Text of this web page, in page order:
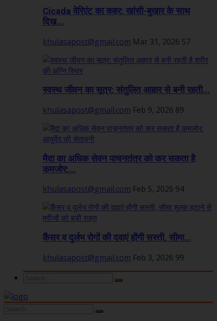
Cicada वेरिएंट का कहर: खांसी-बुखार के साथ
दिख...
khulasapost@gmail.com Mar 31, 2026 57
स्वस्थ जीवन का सूत्र: संतुलित आहार से बनी रहती...
khulasapost@gmail.com Feb 9, 2026 89
मैदा का अधिक सेवन पाचनतंत्र को कर सकता है
कमजोर:...
khulasapost@gmail.com Feb 5, 2026 94
कैंसर व दुर्लभ रोगों की दवाएं होंगी सस्ती, सीमा...
khulasapost@gmail.com Feb 3, 2026 99